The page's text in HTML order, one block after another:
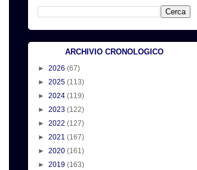
ARCHIVIO CRONOLOGICO
► 2026 (67)
► 2025 (113)
► 2024 (119)
► 2023 (122)
► 2022 (127)
► 2021 (167)
► 2020 (161)
► 2019 (163)